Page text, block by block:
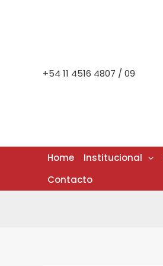
+54 11 4516 4807 / 09
Home Institucional
Contacto